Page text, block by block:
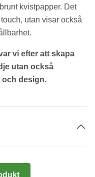
kvistpapper. Det
utan visar också
vi efter att skapa
utan också
och design.